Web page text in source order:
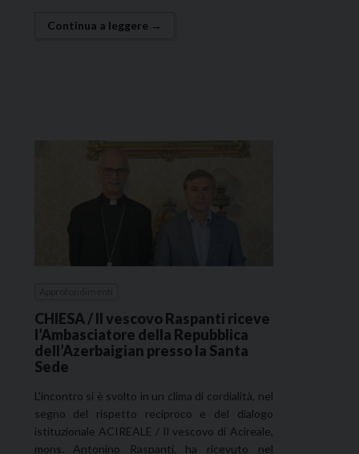
Continua a leggere →
CHIESA / Il vescovo Raspanti riceve
l’Ambasciatore della Repubblica
dell’Azerbaigian presso la Santa
Sede
L'incontro si è svolto in un clima di cordialità, nel
segno del rispetto reciproco e del dialogo
istituzionale ACIREALE / Il vescovo di Acireale,
mons. Antonino Raspanti, ha ricevuto nel